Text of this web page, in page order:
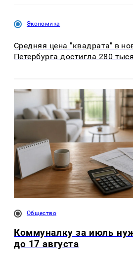
Экономика
Средняя цена "квадрата" в
Петербурга достигла 280
Общество
Коммуналку за июль
до 17 августа